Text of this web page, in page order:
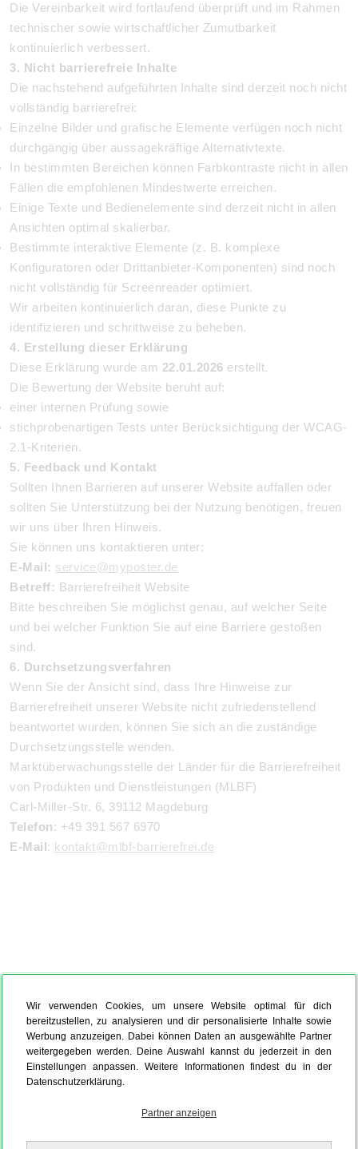
Wir verwenden Cookies, um unsere Website optimal für dich
bereitzustellen, zu analysieren und dir personalisierte Inhalte sowie
Werbung anzuzeigen. Dabei können Daten an ausgewählte Partner
weitergegeben werden. Deine Auswahl kannst du jederzeit in den
Einstellungen anpassen. Weitere Informationen findest du in der
Datenschutzerklärung.
Partner anzeigen
Die Vereinbarkeit wird fortlaufend überprüft und im Rahmen
technischer sowie wirtschaftlicher Zumutbarkeit
kontinuierlich verbessert.
3. Nicht barrierefreie Inhalte
Die nachstehend aufgeführten Inhalte sind derzeit noch nicht
vollständig barrierefrei:
Einzelne Bilder und grafische Elemente verfügen noch nicht
durchgängig über aussagekräftige Alternativtexte.
In bestimmten Bereichen können Farbkontraste nicht in allen
Fällen die empfohlenen Mindestwerte erreichen.
Einige Texte und Bedienelemente sind derzeit nicht in allen
Ansichten optimal skalierbar.
Bestimmte interaktive Elemente (z. B. komplexe
Konfiguratoren oder Drittanbieter-Komponenten) sind noch
nicht vollständig für Screenreader optimiert.
Wir arbeiten kontinuierlich daran, diese Punkte zu
identifizieren und schrittweise zu beheben.
4. Erstellung dieser Erklärung
Diese Erklärung wurde am 22.01.2026 erstellt.
Die Bewertung der Website beruht auf:
einer internen Prüfung sowie
stichprobenartigen Tests unter Berücksichtigung der WCAG-
2.1-Kriterien.
5. Feedback und Kontakt
Sollten Ihnen Barrieren auf unserer Website auffallen oder
sollten Sie Unterstützung bei der Nutzung benötigen, freuen
wir uns über Ihren Hinweis.
Sie können uns kontaktieren unter:
E-Mail: service@myposter.de
Betreff: Barrierefreiheit Website
Bitte beschreiben Sie möglichst genau, auf welcher Seite
und bei welcher Funktion Sie auf eine Barriere gestoßen
sind.
6. Durchsetzungsverfahren
Wenn Sie der Ansicht sind, dass Ihre Hinweise zur
Barrierefreiheit unserer Website nicht zufriedenstellend
beantwortet wurden, können Sie sich an die zuständige
Durchsetzungsstelle wenden.
Marktüberwachungsstelle der Länder für die Barrierefreiheit
von Produkten und Dienstleistungen (MLBF)
Carl-Miller-Str. 6, 39112 Magdeburg
Telefon: +49 391 567 6970
E-Mail: kontakt@mlbf-barrierefrei.de